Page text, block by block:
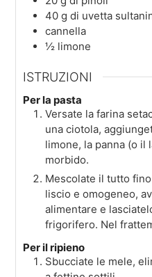
40 g di uvetta
cannella
½ limone
ISTRUZIONI
Per la pasta
Versate la farina
una ciotola,
limone, la panna (o il
morbido.
Mescolate il tutto
liscio e omogeneo,
alimentare e
frigorifero. Nel
Per il ripieno
Sbucciate le mele,